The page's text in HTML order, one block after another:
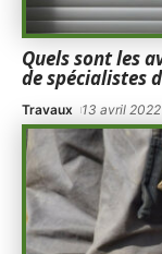
Quels sont les
de spécialistes
Travaux 13 avril 2022